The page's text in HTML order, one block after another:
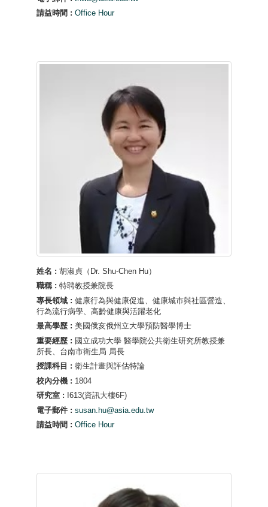
請益時間 : Office Hour
姓名 : 胡淑貞（Dr. Shu-Chen Hu）
職稱 : 特聘教授兼院長
專長領域 : 健康行為與健康促進、健康城市與社區營造、
行為流行病學、高齡健康與活躍老化
最高學歷 : 美國俄亥俄州立大學預防醫學博士
重要經歷 : 國立成功大學 醫學院公共衛生研究所教授兼
所長、台南市衛生局 局長
授課科目 : 衛生計畫與評估特論
校內分機 : 1804
研究室 : I613(資訊大樓6F)
電子郵件 : susan.hu@asia.edu.tw
請益時間 : Office Hour